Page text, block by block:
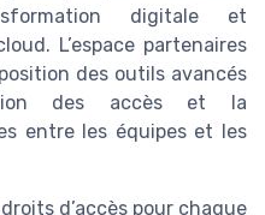
digitale et
L’espace partenaires
des outils avancés
des accès et la
entre les équipes et les
d’accès pour chaque